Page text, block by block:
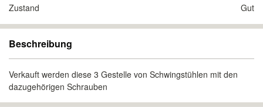
Zustand
Gut
Beschreibung
Verkauft werden diese 3 Gestelle von Schwingstühlen mit den
dazugehörigen Schrauben